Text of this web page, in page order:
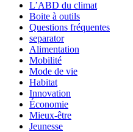
L’ABD du climat
Boite à outils
Questions fréquentes
separator
Alimentation
Mobilité
Mode de vie
Habitat
Innovation
Économie
Mieux-être
Jeunesse